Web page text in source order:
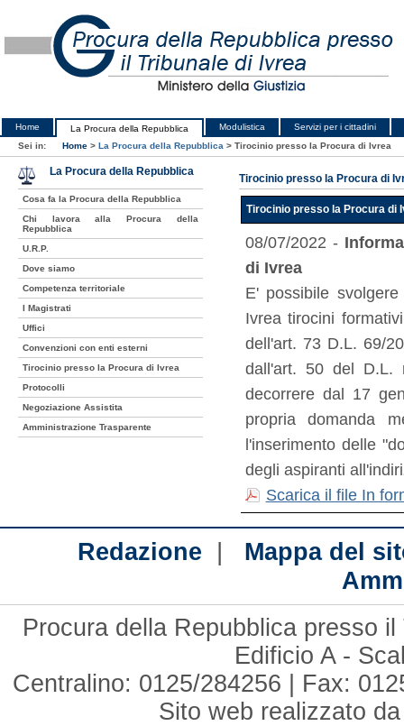
Home La Procura della Repubblica Modulistica
Servizi per i cittadini
Sei in:
Home > La Procura della Repubblica > Tirocinio presso la Procura di Ivrea
Tirocinio presso la Procura di
Tirocinio presso la Procura di
08/07/2022 -
di Ivrea
E' possibile
Ivrea tirocini
dell'art. 73 D.L. 69/
dall'art. 50 del D.L.
decorrere dal 17
propria domanda
l'inserimento delle
degli aspiranti
Scarica il file In
La Procura della Repubblica
Cosa fa la Procura della Repubblica
Chi lavora alla Procura della
Repubblica
U.R.P.
Dove siamo
Competenza territoriale
I Magistrati
Uffici
Convenzioni con enti esterni
Tirocinio presso la Procura di Ivrea
Protocolli
Negoziazione Assistita
Amministrazione Trasparente
Redazione | Mappa del
Procura della Repubblica presso
Edificio A -
Centralino: 0125/284256 | Fax:
Sito web realizzato